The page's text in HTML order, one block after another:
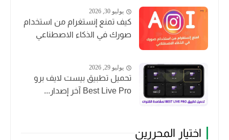
يوليو 30, 2026
كيف تمنع إنستغرام من استخدام
صورك في الذكاء الاصطناعي
يوليو 29, 2026
تحميل تطبيق بيست لايف برو
Best Live Pro آخر إصدار...
اختيار المحررين